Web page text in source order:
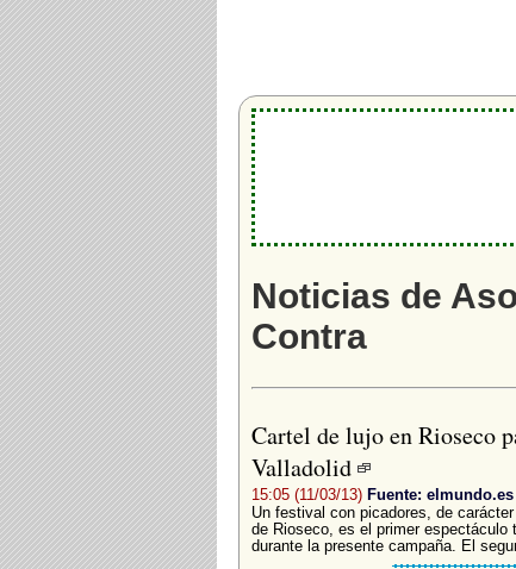
Noticias de
Contra
Cartel de lujo en Rioseco
Valladolid
15:05 (11/03/13) Fuente: elmundo.es
Un festival con picadores, de
de Rioseco, es el primer espectáculo
durante la presente campaña. El